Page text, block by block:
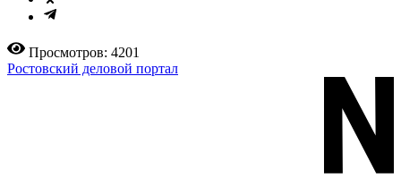
Просмотров: 4201
Ростовский деловой портал